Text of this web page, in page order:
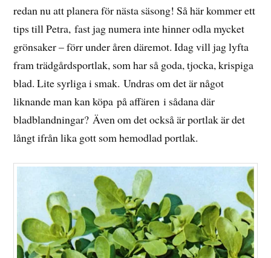
redan nu att planera för nästa säsong! Så här kommer ett
tips till Petra, fast jag numera inte hinner odla mycket
grönsaker – förr under åren däremot. Idag vill jag lyfta
fram trädgårdsportlak, som har så goda, tjocka, krispiga
blad. Lite syrliga i smak. Undras om det är något
liknande man kan köpa på affären i sådana där
bladblandningar? Även om det också är portlak är det
långt ifrån lika gott som hemodlad portlak.